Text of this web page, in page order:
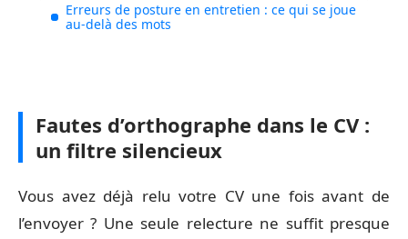
Erreurs de posture en entretien : ce qui se joue
au-delà des mots
Fautes d’orthographe dans le CV :
un filtre silencieux
Vous avez déjà relu votre CV une fois avant de
l’envoyer ? Une seule relecture ne suffit presque